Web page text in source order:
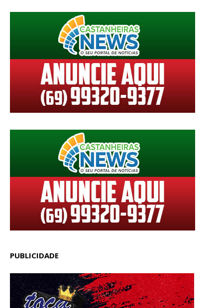
PUBLICIDADE